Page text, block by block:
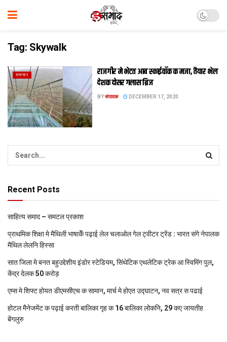
Tag: Skywalk
समाचार
राजगीर मे भेटत आब स्काईवॉक क मजा, तैयार भेल
देशक दोसर गलास ब्रिज
BYसंपादक DECEMBER 17, 2020
Recent Posts
साहित्य समाद – समटल प्रकाश
प्राथमिक शि‍क्षा मे मैथि‍ली भाषाकेँ पढ़ाई लेल चलाओल गेल ट्वीटर ट्रेंड : भारत संगे नेपालक
मैथिल लेलनि हिस्सा
सात जिला मे बनत बहुउद्देशीय इंडोर स्‍टेडि‍यम, सिंथेटिक एथलेटिक ट्रेक आ स्विमिंग पुल,
केंद्र देलक 50 करोड़
एम्स मे शिफ्ट होयत डीएमसीएच क सामान, मार्च मे होएत उद्घाटन, नव सत्र स पढाई
होटल मैनेजमेंट क पढ़ाई करती बालिका गृह क 16 बालिका लोकनि, 29 कए जायतीह
बेंगलुरु